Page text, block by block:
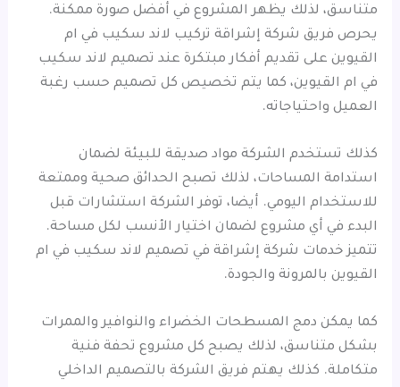
متناسق، لذلك يظهر المشروع في أفضل صورة ممكنة.
يحرص فريق شركة إشراقة تركيب لاند سكيب في ام
القيوين على تقديم أفكار مبتكرة عند تصميم لاند سكيب
في ام القيوين، كما يتم تخصيص كل تصميم حسب رغبة
العميل واحتياجاته.
كذلك تستخدم الشركة مواد صديقة للبيئة لضمان
استدامة المساحات، لذلك تصبح الحدائق صحية وممتعة
للاستخدام اليومي. أيضا، توفر الشركة استشارات قبل
البدء في أي مشروع لضمان اختيار الأنسب لكل مساحة.
تتميز خدمات شركة إشراقة في تصميم لاند سكيب في ام
القيوين بالمرونة والجودة.
كما يمكن دمج المسطحات الخضراء والنوافير والممرات
بشكل متناسق، لذلك يصبح كل مشروع تحفة فنية
متكاملة. كذلك يهتم فريق الشركة بالتصميم الداخلي